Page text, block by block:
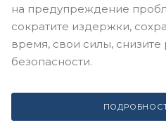
на предупреждение
сократите издержки,
время, свои силы, снизите
безопасности.